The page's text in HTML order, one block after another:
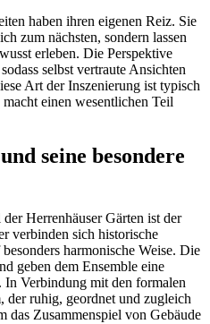
haben ihren eigenen Reiz. Sie
zum nächsten, sondern lassen
erleben. Die Perspektive
selbst vertraute Ansichten
Art der Inszenierung ist typisch
einen wesentlichen Teil
seine besondere
Herrenhäuser Gärten ist der
verbinden sich historische
harmonische Weise. Die
geben dem Ensemble eine
Verbindung mit den formalen
der ruhig, geordnet und zugleich
das Zusammenspiel von Gebäude